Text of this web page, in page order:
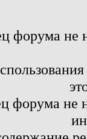
форума не
форума не